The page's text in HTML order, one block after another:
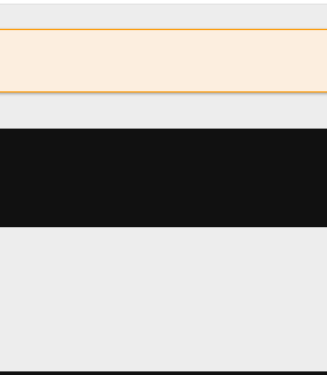
Ночь страха Ледяной